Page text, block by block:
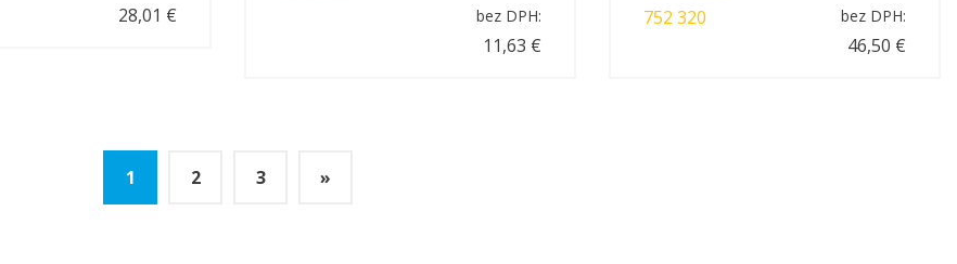
28,01 € bez DPH:
11,63 €
752 320
bez DPH:
46,50 €
1 2 3 »